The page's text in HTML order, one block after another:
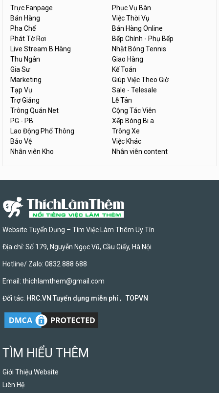
Trực Fanpage
Phục Vụ Bàn
Bán Hàng
Việc Thời Vụ
Pha Chế
Bán Hàng Online
Phát Tờ Rơi
Bếp Chính - Phụ Bếp
Live Stream B.Hàng
Nhặt Bóng Tennis
Thu Ngân
Giao Hàng
Gia Sư
Kế Toán
Marketing
Giúp Việc Theo Giờ
Tạp Vụ
Sale - Telesale
Trợ Giảng
Lễ Tân
Trông Quán Net
Cộng Tác Viên
PG - PB
Xếp Bóng Bi a
Lao Động Phổ Thông
Trông Xe
Bảo Vệ
Việc Khác
Nhân viên Kho
Nhân viên content
Website Tuyển Dụng – Tìm Việc Làm Thêm Uy Tín
Địa chỉ: Số 179, Nguyễn Ngọc Vũ, Cầu Giấy, Hà Nội
Hotline/ Zalo: 0832 888 688
Email: thichlamthem@gmail.com
Đối tác: HRC.VN Tuyển dụng miễn phí, TOPVN
TÌM HIỂU THÊM
Giới Thiệu Website
Liên Hệ